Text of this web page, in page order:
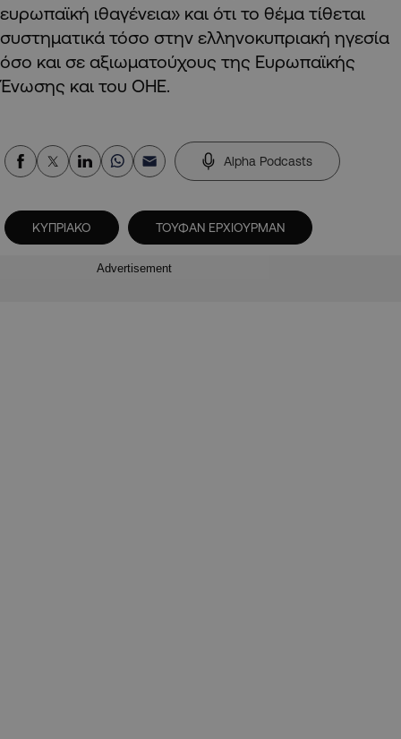
ευρωπαϊκή ιθαγένεια» και ότι το θέμα τίθεται
συστηματικά τόσο στην ελληνοκυπριακή ηγεσία
όσο και σε αξιωματούχους της Ευρωπαϊκής
Ένωσης και του ΟΗΕ.
Alpha Podcasts
ΚΥΠΡΙΑΚΟ ΤΟΥΦΑΝ ΕΡΧΙΟΥΡΜΑΝ
Advertisement